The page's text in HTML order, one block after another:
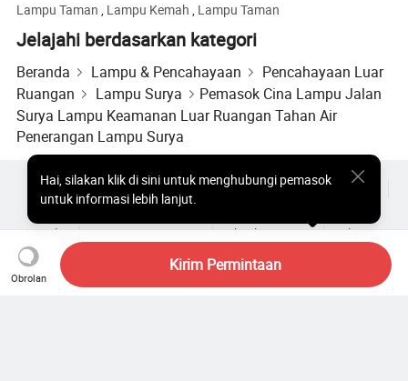
Lampu Taman , Lampu Kemah , Lampu Taman
Jelajahi berdasarkan kategori
Beranda Lampu & Pencahayaan
Pencahayaan Luar
Ruangan
Lampu Surya
Pemasok Cina Lampu Jalan
Surya Lampu Keamanan Luar Ruangan Tahan Air
Penerangan Lampu Surya
Obrolan
Kirim Permintaan
Hai,silakan klik di sini untuk menghubungi pemasok
untuk informasi lebih lanjut.
Produk Populer Harga Produk Panas
Produk Panas Grosir
Pembeli bintang
Amplop
Perjanjian Pengguna Kebijakan Privasi
Hubungi
Copyright © 2026 Focus Technology Co., Ltd. All Rights Reserved